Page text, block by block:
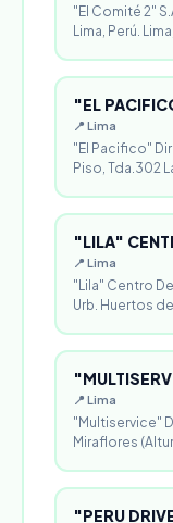
"El Comité 2"
Lima, Perú.
"EL
📍 Lima
"El Pacifico"
Piso, Tda.302
"LILA"
📍 Lima
"Lila" Centro
Urb. Huertos
📍 Lima
"Multiservice"
Miraflores
"PERU